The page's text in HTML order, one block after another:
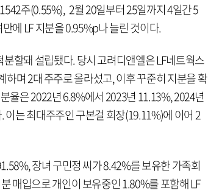
주(0.55%), 2월 20일부터 25일까지 4일간 5
에 LF 지분을 0.95%p나 늘린 것이다.
할돼 설립됐다. 당시 고려디앤엘은 LF네트웍스
며 2대 주주로 올라섰고, 이후 꾸준히 지분을 확
율은 2022년 6.8%에서 2023년 11.13%, 2024년
는 최대주주인 구본걸 회장(19.11%)에 이어 2
장녀 구민정 씨가 8.42%를 보유한 가족회
매입으로 개인이 보유중인 1.80%를 포함해 LF